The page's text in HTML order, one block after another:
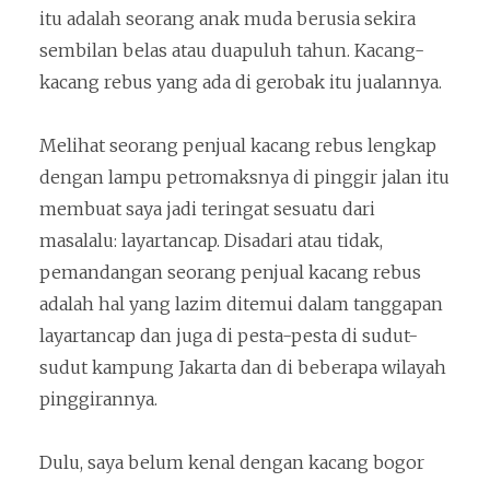
itu adalah seorang anak muda berusia sekira
sembilan belas atau duapuluh tahun. Kacang-
kacang rebus yang ada di gerobak itu jualannya.
Melihat seorang penjual kacang rebus lengkap
dengan lampu petromaksnya di pinggir jalan itu
membuat saya jadi teringat sesuatu dari
masalalu: layartancap. Disadari atau tidak,
pemandangan seorang penjual kacang rebus
adalah hal yang lazim ditemui dalam tanggapan
layartancap dan juga di pesta-pesta di sudut-
sudut kampung Jakarta dan di beberapa wilayah
pinggirannya.
Dulu, saya belum kenal dengan kacang bogor